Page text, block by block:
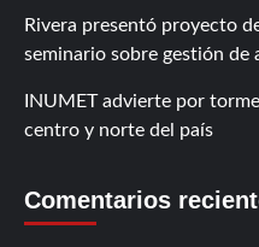
Rivera presentó proyecto
seminario sobre gestión de
INUMET advierte por
centro y norte del país
Comentarios